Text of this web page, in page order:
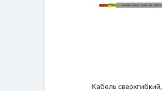
Кабель сверхгибкий,